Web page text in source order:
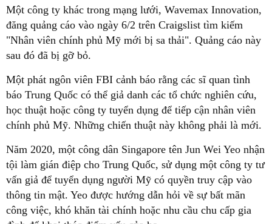
Một công ty khác trong mạng lưới, Wavemax Innovation,
đăng quảng cáo vào ngày 6/2 trên Craigslist tìm kiếm
"Nhân viên chính phủ Mỹ mới bị sa thải". Quảng cáo này
sau đó đã bị gỡ bỏ.
Một phát ngôn viên FBI cảnh báo rằng các sĩ quan tình
báo Trung Quốc có thể giả danh các tổ chức nghiên cứu,
học thuật hoặc công ty tuyển dụng để tiếp cận nhân viên
chính phủ Mỹ. Những chiến thuật này không phải là mới.
Năm 2020, một công dân Singapore tên Jun Wei Yeo nhận
tội làm gián điệp cho Trung Quốc, sử dụng một công ty tư
vấn giả để tuyển dụng người Mỹ có quyền truy cập vào
thông tin mật. Yeo được hướng dẫn hỏi về sự bất mãn
công việc, khó khăn tài chính hoặc nhu cầu chu cấp gia